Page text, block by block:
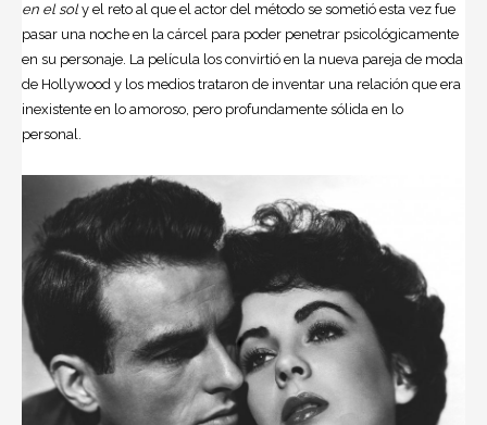
en el soly el reto al que el actor del método se sometió esta vez fue
pasar una noche en la cárcel para poder penetrar psicológicamente
en su personaje. La película los convirtió en la nueva pareja de moda
de Hollywood y los medios trataron de inventar una relación que era
inexistente en lo amoroso, pero profundamente sólida en lo
personal.